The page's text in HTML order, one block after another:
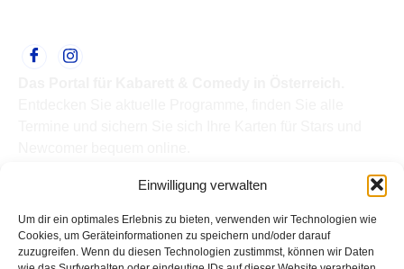
Einwilligung verwalten
Um dir ein optimales Erlebnis zu bieten, verwenden wir Technologien wie
Cookies, um Geräteinformationen zu speichern und/oder darauf
zuzugreifen. Wenn du diesen Technologien zustimmst, können wir Daten
Termine
Kabarettisten
Spielorte